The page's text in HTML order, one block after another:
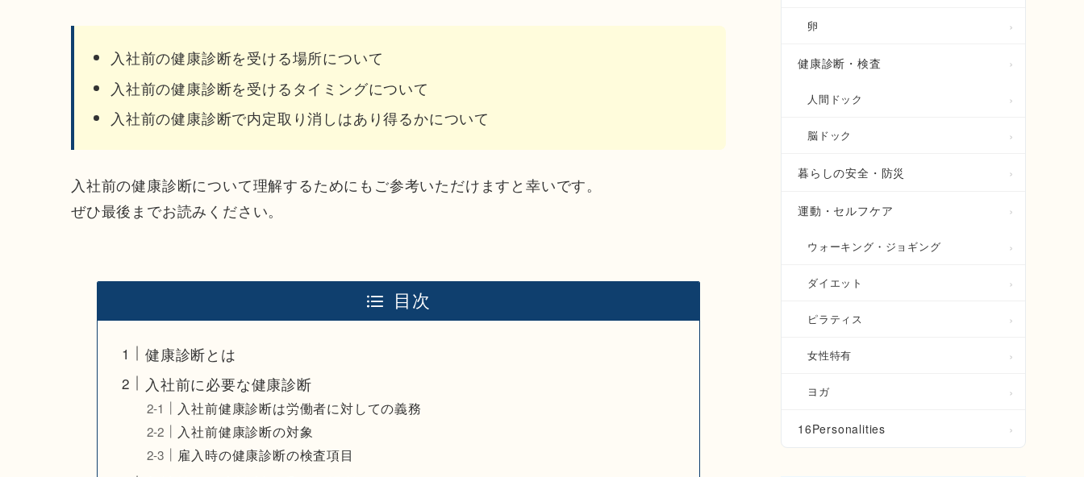
入社前の健康診断を受ける場所について
入社前の健康診断を受けるタイミングについて
入社前の健康診断で内定取り消しはあり得るかについて
入社前の健康診断について理解するためにもご参考いただけますと幸いです。
ぜひ最後までお読みください。
目次
健康診断とは
入社前に必要な健康診断
入社前健康診断は労働者に対しての義務
入社前健康診断の対象
雇入時の健康診断の検査項目
卵
健康診断・検査
人間ドック
脳ドック
暮らしの安全・防災
運動・セルフケア
ウォーキング・ジョギング
ダイエット
ピラティス
女性特有
ヨガ
16Personalities